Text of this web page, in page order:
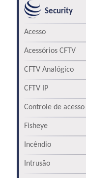
Security
Acesso
Acessórios CFTV
CFTV Analógico
CFTV IP
Controle de acesso
Fisheye
Incêndio
Intrusão